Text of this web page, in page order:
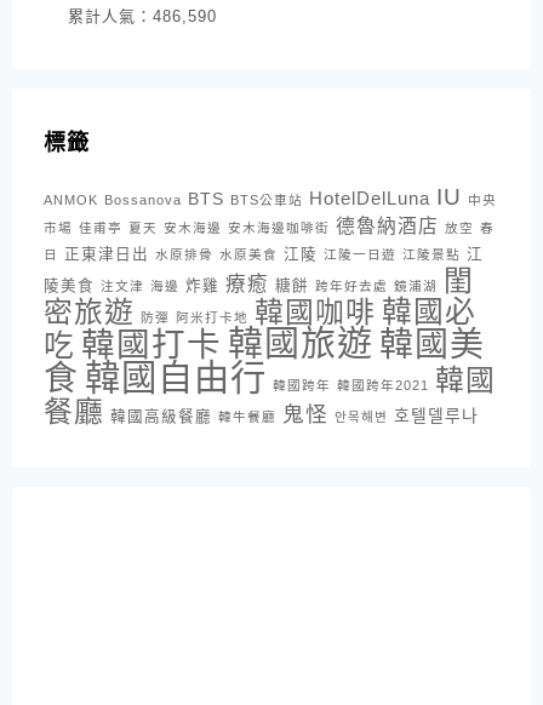
累計人氣： 486,590
標籤
ANMOK Bossanova BTS BTS公車站 HotelDelLuna IU
中央
市場 佳甫亭 夏天 安木海邊 安木海邊咖啡街 德魯納酒店 放空 春
日
正東津日出 水原排骨 水原美食 江陵 江陵一日遊 江陵景點 江
陵美食 注文津 海邊 炸雞 療癒 糖餅 跨年好去處 鏡浦湖
閨
密旅遊
防彈 阿米打卡地 韓國咖啡 韓國必
吃 韓國打卡 韓國旅遊 韓國美
食 韓國自由行 韓國跨年 韓國跨年2021
韓國
餐廳 韓國高級餐廳 韓牛餐廳 鬼怪 안목해변 호텔델루나